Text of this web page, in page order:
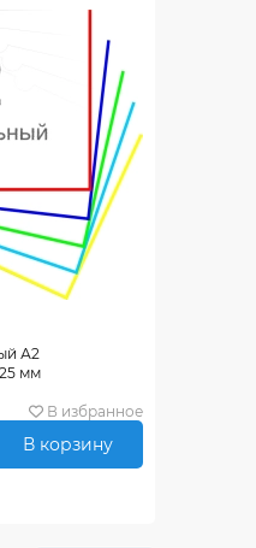
А2
мм
В избранное
В корзину